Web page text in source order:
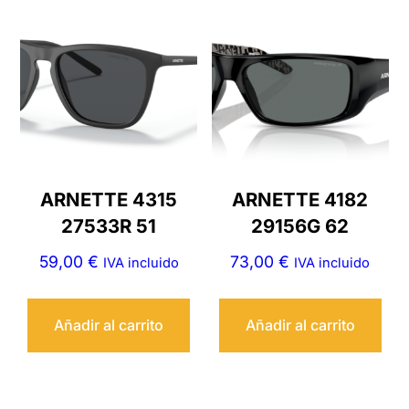
ARNETTE 4315
27533R 51
59,00 € IVA incluido
Añadir al carrito
ARNETTE 4182
29156G 62
73,00€ IVA incluido
Añadir al carrito